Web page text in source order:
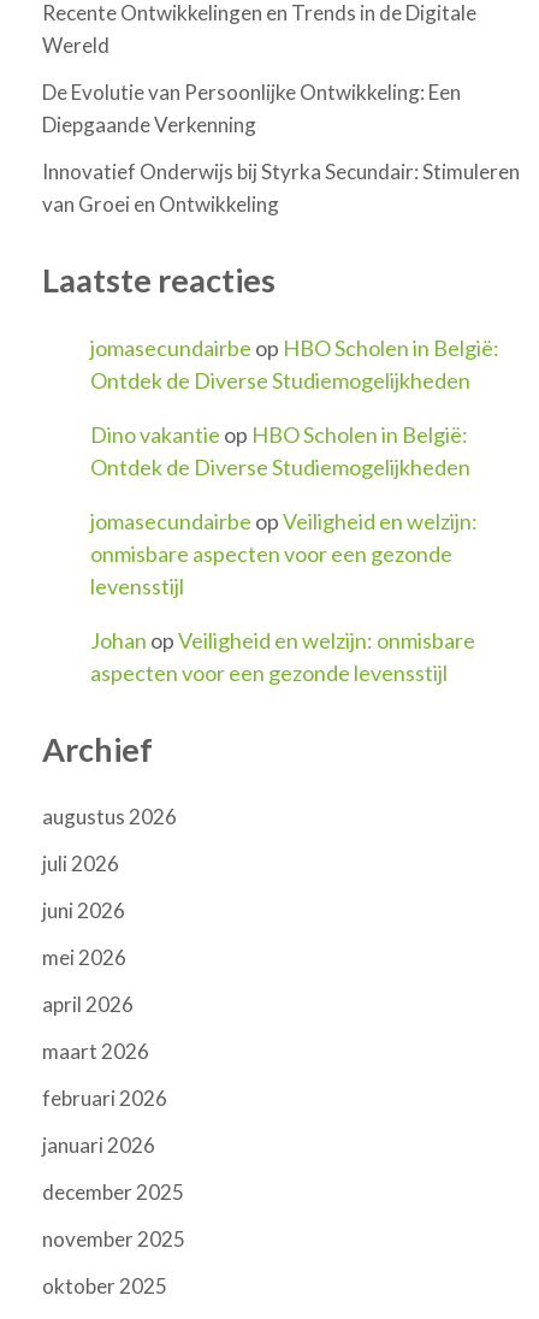
Recente Ontwikkelingen en Trends in de Digitale
Wereld
De Evolutie van Persoonlijke Ontwikkeling: Een
Diepgaande Verkenning
Innovatief Onderwijs bij Styrka Secundair: Stimuleren
van Groei en Ontwikkeling
Laatste reacties
jomasecundairbe op HBO Scholen in België:
Ontdek de Diverse Studiemogelijkheden
Dino vakantie op HBO Scholen in België:
Ontdek de Diverse Studiemogelijkheden
jomasecundairbe opVeiligheid en welzijn:
onmisbare aspecten voor een gezonde
levensstijl
Johan opVeiligheid en welzijn: onmisbare
aspecten voor een gezonde levensstijl
Archief
augustus 2026
juli 2026
juni 2026
mei 2026
april 2026
maart 2026
februari 2026
januari 2026
december 2025
november 2025
oktober 2025